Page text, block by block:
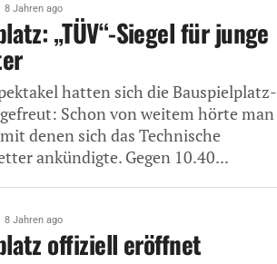
8 Jahren ago
„TÜV“-Siegel für junge
hatten sich die Bauspielplatz-
Schon von weitem hörte man
denen sich das Technische
ankündigte. Gegen 10.40...
8 Jahren ago
offiziell eröffnet